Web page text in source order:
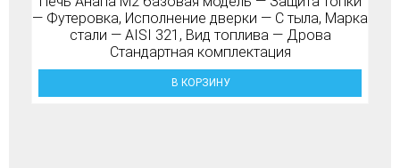
— Футеровка, Исполнение дверки — С тыла, Марка
стали — AISI 321, Вид топлива — Дрова
Стандартная комплектация
В КОРЗИНУ